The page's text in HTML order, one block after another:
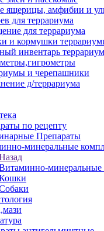
ящерицы, амфибии и
для террариума
для террариума
и кормушки
инвентарь
и черепашники
д/террариума
по рецепту
Препараты
минеральные
минеральные